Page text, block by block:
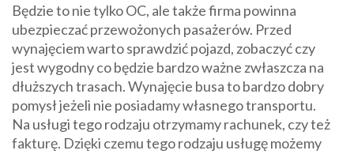
Będzie to nie tylko OC, ale także firma powinna
ubezpieczać przewożonych pasażerów. Przed
wynajęciem warto sprawdzić pojazd, zobaczyć czy
jest wygodny co będzie bardzo ważne zwłaszcza na
dłuższych trasach. Wynajęcie busa to bardzo dobry
pomysł jeżeli nie posiadamy własnego transportu.
Na usługi tego rodzaju otrzymamy rachunek, czy też
fakturę. Dzięki czemu tego rodzaju usługę możemy